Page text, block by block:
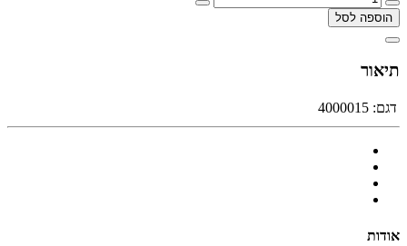
הוספה לסל
תיאור
דגם: 4000015
אודות